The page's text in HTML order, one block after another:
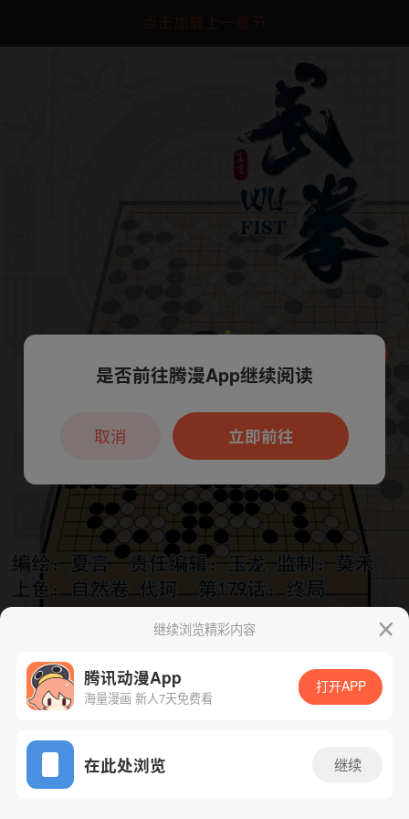
点击加载上一章节
App免费看
下一话 腾漫App免费看
继续浏览精彩内容
腾讯动漫App
海量漫画 新人7天免费看
打开APP
在此处浏览 继续
本章节仅支持App阅读，可打开App新用
户7天免费看
是否前往腾漫App继续阅读
立即前往
取消